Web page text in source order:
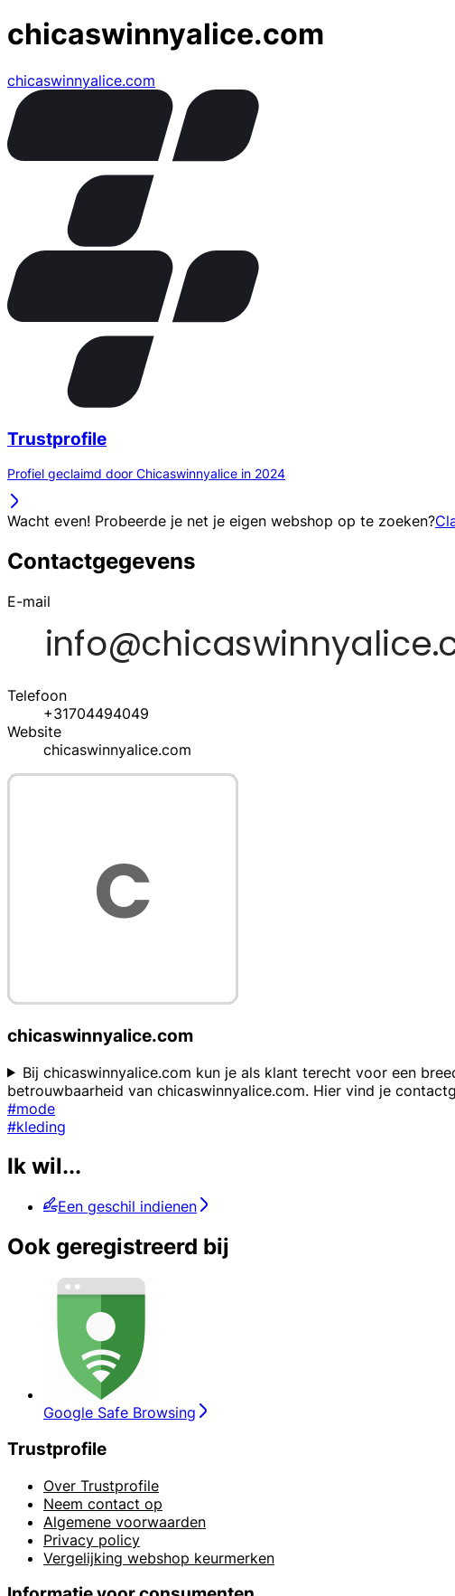
chicaswinnyalice.com
chicaswinnyalice.com
Trustprofile
Profiel geclaimd door Chicaswinnyalice in 2024
Wacht even! Probeerde je net je eigen webshop op te zoeken?
Contactgegevens
E-mail
Telefoon
+31704494049
Website
chicaswinnyalice.com
chicaswinnyalice.com
Bij chicaswinnyalice.com kun je als klant terecht voor een
betrouwbaarheid van chicaswinnyalice.com. Hier vind je
#mode
#kleding
Ik wil...
Een geschil indienen
Ook geregistreerd bij
Google Safe Browsing
Trustprofile
Over Trustprofile
Neem contact op
Algemene voorwaarden
Privacy policy
Vergelijking webshop keurmerken